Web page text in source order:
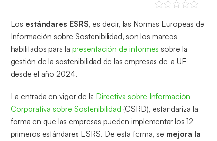
Los estándares ESRS, es decir, las Normas Europeas de
Información sobre Sostenibilidad, son los marcos
habilitados para lapresentación de informes sobre la
gestión de la sostenibilidad de las empresas de la UE
desde el año 2024.
La entrada en vigor de la Directiva sobre Información
Corporativa sobre Sostenibilidad (CSRD), estandariza la
forma en que las empresas pueden implementar los 12
primeros estándares ESRS. De esta forma, se mejora la